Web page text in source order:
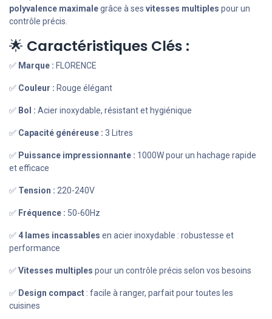
polyvalence maximalegrâce à ses vitesses multiples pour un
contrôle précis.
🌟 Caractéristiques Clés :
✅ Marque : FLORENCE
✅ Couleur : Rouge élégant
✅ Bol : Acier inoxydable, résistant et hygiénique
✅ Capacité généreuse : 3 Litres
✅ Puissance impressionnante : 1000W pour un hachage rapide
et efficace
✅ Tension : 220-240V
✅ Fréquence : 50-60Hz
✅ 4 lames incassables en acier inoxydable : robustesse et
performance
✅Vitesses multiples pour un contrôle précis selon vos besoins
✅ Design compact : facile à ranger, parfait pour toutes les
cuisines